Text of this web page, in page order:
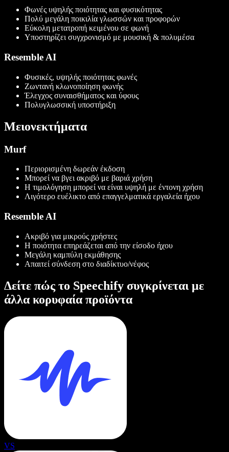
Φωνές υψηλής ποιότητας και φυσικότητας
Πολύ μεγάλη ποικιλία γλωσσών και προφορών
Εύκολη μετατροπή κειμένου σε φωνή
Υποστηρίζει συγχρονισμό με μουσική & πολυμέσα
Resemble AI
Φυσικές, υψηλής ποιότητας φωνές
Ζωντανή κλωνοποίηση φωνής
Έλεγχος συναισθήματος και ύφους
Πολυγλωσσική υποστήριξη
Μειονεκτήματα
Murf
Περιορισμένη δωρεάν έκδοση
Μπορεί να βγει ακριβό με βαριά χρήση
Η τιμολόγηση μπορεί να είναι υψηλή με έντονη χρήση
Λιγότερο ευέλικτο από επαγγελματικά εργαλεία ήχου
Resemble AI
Ακριβό για μικρούς χρήστες
Η ποιότητα επηρεάζεται από την είσοδο ήχου
Μεγάλη καμπύλη εκμάθησης
Απαιτεί σύνδεση στο διαδίκτυο/νέφος
Δείτε πώς το Speechify συγκρίνεται με
άλλα κορυφαία προϊόντα
VS